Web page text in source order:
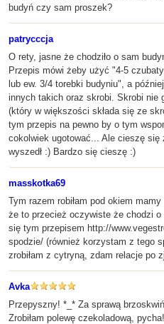
budyń czy sam proszek?
patrycccja
O rety, jasne że chodziło o sam
Przepis mówi żeby użyć "4-5
lub ew. 3/4 torebki budyniu", a
innych takich oraz skrobi. Skrobi nie
(który w większości składa się ze
tym przepis na pewno by o tym
cokolwiek ugotować... Ale cieszę
wyszedł :) Bardzo się cieszę :)
masskotka69
Tym razem robiłam pod okiem
że to przecież oczywiste że chodzi o
się tym przepisem http://
spodzie/ (również korzystam z tego
zrobiłam z cytryną, zdam relacje po
Avka
Przepyszny! *_* Za sprawą
Zrobiłam polewę czekoladową,